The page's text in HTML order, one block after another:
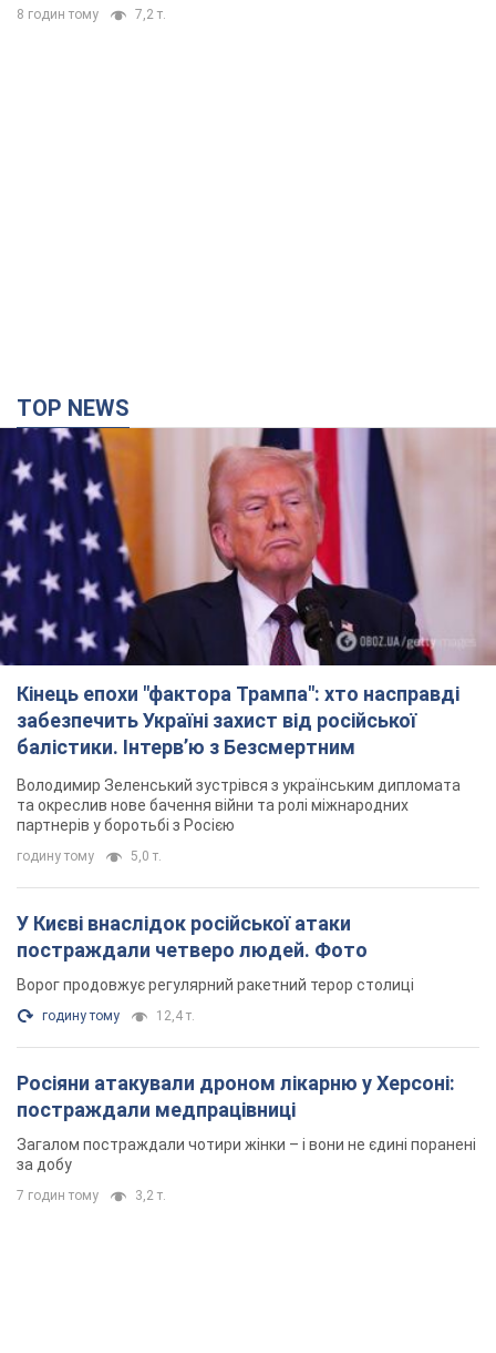
8 годин тому 7,2 т.
TOP NEWS
Кінець епохи "фактора Трампа": хто насправді
забезпечить Україні захист від російської
балістики. Інтерв’ю з Безсмертним
Володимир Зеленський зустрівся з українським дипломата
та окреслив нове бачення війни та ролі міжнародних
партнерів у боротьбі з Росією
годину тому 5,0 т.
У Києві внаслідок російської атаки
постраждали четверо людей. Фото
Ворог продовжує регулярний ракетний терор столиці
годину тому 12,4 т.
Росіяни атакували дроном лікарню у Херсоні:
постраждали медпрацівниці
Загалом постраждали чотири жінки – і вони не єдині поранені
за добу
7 годин тому 3,2 т.